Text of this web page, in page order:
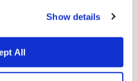
Show details
All
(Comité de